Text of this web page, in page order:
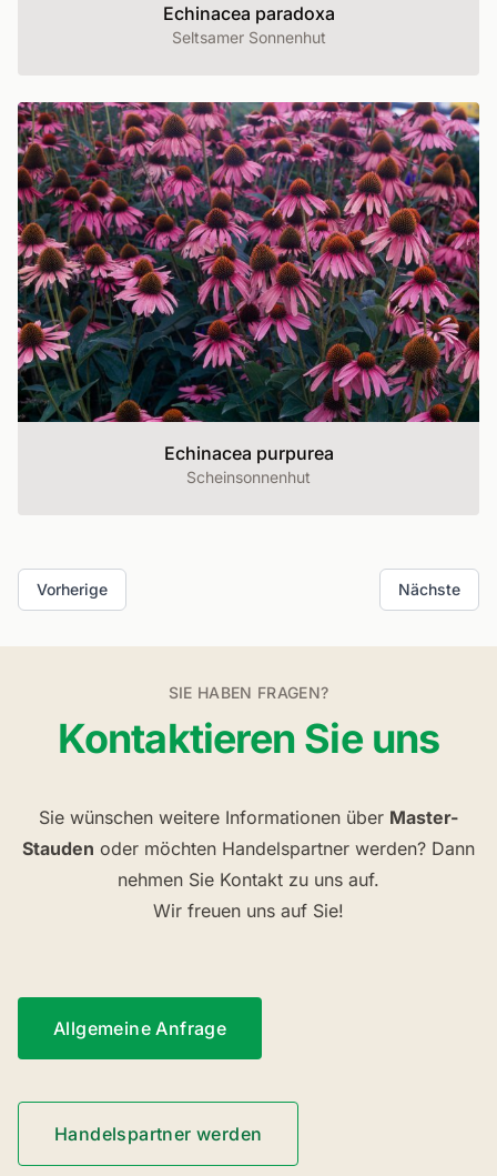
Echinacea paradoxa
Seltsamer Sonnenhut
Echinacea purpurea
Scheinsonnenhut
Vorherige Nächste
SIE HABEN FRAGEN?
Kontaktieren Sie uns
Sie wünschen weitere Informationen über Master-
Stauden oder möchten Handelspartner werden? Dann
nehmen Sie Kontakt zu uns auf.
Wir freuen uns auf Sie!
Allgemeine Anfrage
Handelspartner werden